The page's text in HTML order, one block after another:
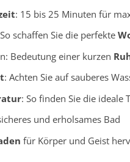
: 15 bis 25 Minuten für
schaffen Sie die perfekte
Bedeutung einer kurzen
: Achten Sie auf sauberes
: So finden Sie die ideale
und erholsames Bad
für Körper und Geist